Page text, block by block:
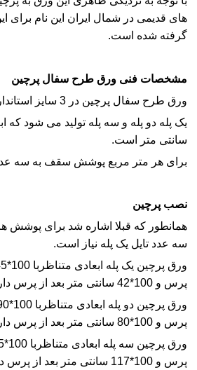
های قدیمی در شمال ایران این نام برای
گرفته شده است.
مشخصات فنی ورق طرح سفال پرچین
ورق طرح سفال پرچین در 3 سایز استاندارد:
سانتی متر است.
برای هر متر مربع پوشش سقف به سه عدد
نصب پرچین
همانطور که قبلا اشاره شد برای پوشش
سه عدد تایل یک پله نیاز است.
پرس و 100*42 سانتی متر بعد از پرس دارد.
پرس و 100*80 سانتی متر بعد از پرس دارد.
پرس و 100*117 سانتی متر بعد از پرس دارد.